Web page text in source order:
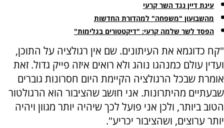
עינת דיין נגד השר קרעי
מהשבועון "משפחה" למהדורת החדשות
הפסד לשר שלמה קרעי: "דיקטטורים בגלימות"
"קח כדוגמא את העיתונים. שם אין רגולציה על התוכן,
ועדין עולם כמנהגו נוהג ולא רואים איזה פייק גדול. זאת
אומרת שבכל הרגולציה הקיימת היום חסרונות גוברים
שבעתיים מהיתרונות. אני חושב שהציבור הוא הרגולטור
הטוב ביותר, ולכן אני פועל לכך שיהיה יותר מגוון ויהיה
יותר ערוצים, ושהציבור יכריע".